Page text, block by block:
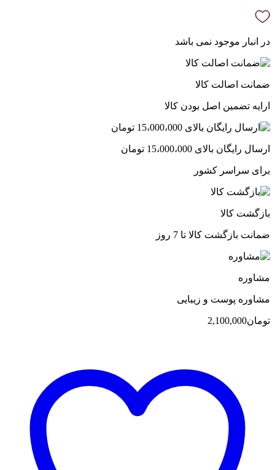
در انبار موجود نمی باشد
ضمانت اصالت کالا
ارایه تضمین اصل بودن کالا
ارسال رایگان بالای 15،000،000 تومان
برای سراسر کشور
بازگشت کالا
ضمانت بازگشت کالا تا 7 روز
مشاوره
مشاوره پوست و زیبایی
تومان2,100,000